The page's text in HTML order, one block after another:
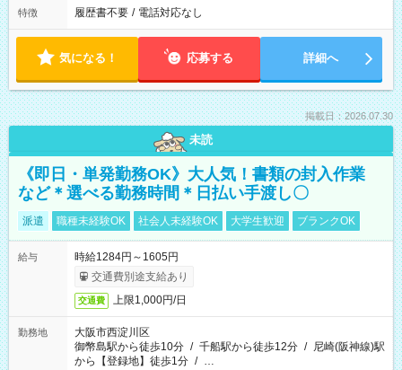
特徴 履歴書不要 / 電話対応なし
気になる！ 応募する 詳細へ
掲載日：2026.07.30
未読
《即日・単発勤務OK》大人気！書類の封入作業
など＊選べる勤務時間＊日払い手渡し〇
派遣 職種未経験OK 社会人未経験OK 大学生歓迎 ブランクOK
給与
時給1284円～1605円
交通費別途支給あり
交通費 上限1,000円/日
勤務地
大阪市西淀川区
御幣島駅から徒歩10分 / 千船駅から徒歩12分 / 尼崎(阪神線)駅
から【登録地】徒歩1分 / …